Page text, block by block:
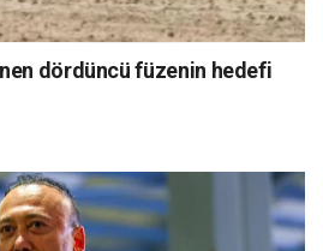
dördüncü füzenin hedefi